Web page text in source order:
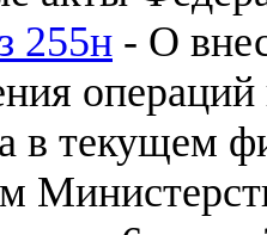
255н - О
в текущем